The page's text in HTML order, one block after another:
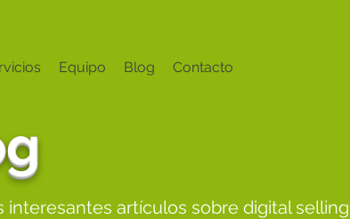
Equipo Blog Contacto
interesantes artículos sobre digital